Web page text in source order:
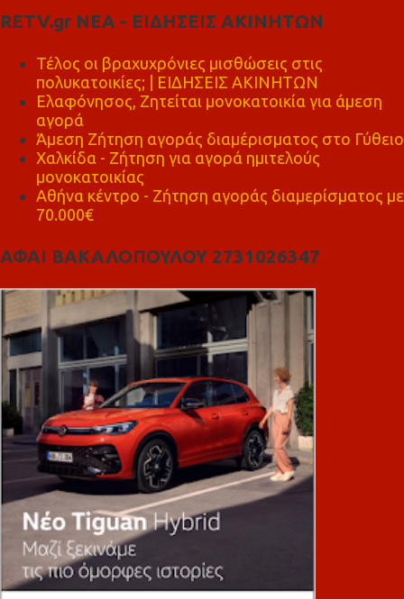
RETV.gr ΝΕΑ - ΕΙΔΗΣΕΙΣ ΑΚΙΝΗΤΩΝ
Τέλος οι βραχυχρόνιες μισθώσεις στις
πολυκατοικίες; | ΕΙΔΗΣΕΙΣ ΑΚΙΝΗΤΩΝ
Ελαφόνησος, Ζητείται μονοκατοικία για άμεση
αγορά
Άμεση Ζήτηση αγοράς διαμέρισματος στο Γύθειο
Χαλκίδα - Ζήτηση για αγορά ημιτελούς
μονοκατοικίας
Αθήνα κέντρο - Ζήτηση αγοράς διαμερίσματος με
70.000€
ΑΦΑΙ ΒΑΚΑΛΟΠΟΥΛΟΥ 2731026347